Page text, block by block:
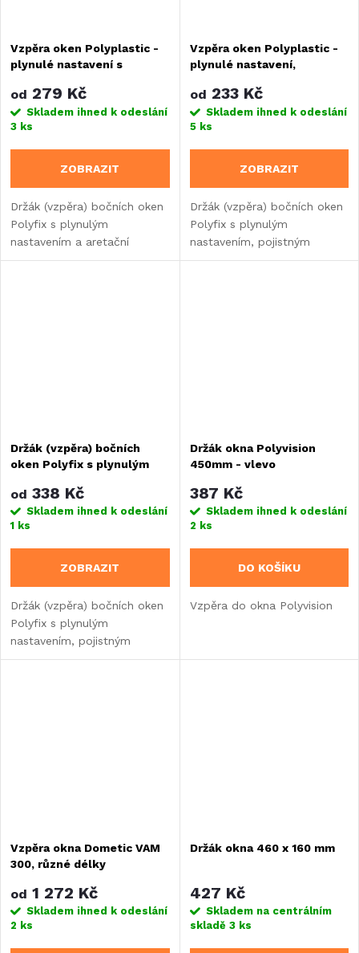
Vzpěra oken Polyplastic -
plynulé nastavení s
od 279 Kč
Skladem ihned k odeslání
3 ks
ZOBRAZIT
Držák (vzpěra) bočních oken
Polyfix s plynulým
nastavením a aretační
kličkou.
Vzpěra oken Polyplastic -
plynulé nastavení,
od 233 Kč
Skladem ihned k odeslání
5 ks
ZOBRAZIT
Držák (vzpěra) bočních oken
Polyfix s plynulým
nastavením, pojistným
šroubem a aretační kličkou.
Držák (vzpěra) bočních
oken Polyfix s plynulým
od 338 Kč
Skladem ihned k odeslání
1 ks
ZOBRAZIT
Držák (vzpěra) bočních oken
Polyfix s plynulým
nastavením, pojistným
šroubem, bez aretační kličky.
Držák okna Polyvision
450mm - vlevo
387 Kč
Skladem ihned k odeslání
2 ks
DO KOŠÍKU
Vzpěra do okna Polyvision
Vzpěra okna Dometic VAM
300, různé délky
od 1 272 Kč
Skladem ihned k odeslání
2 ks
Držák okna 460 x 160 mm
427 Kč
Skladem na centrálním
skladě 3 ks